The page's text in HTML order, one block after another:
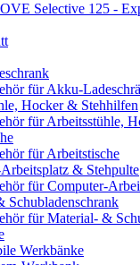
Selective 125 -
für Akku-
Hocker & Stehhilfen
für Arbeitsstühle,
für Arbeitstische
& Stehpulte
für Computer-
Schubladenschrank
für Material- &
Werkbänke